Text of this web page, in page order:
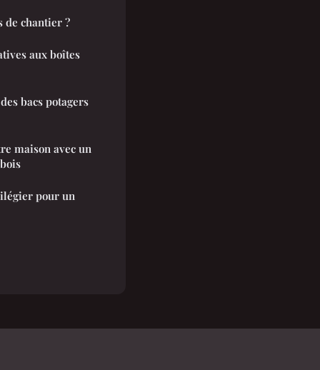
de chantier ?
aux boîtes
bacs potagers
maison avec un
pour un